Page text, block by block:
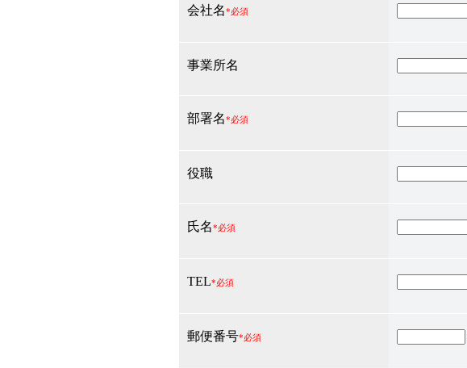
会社名*必須
事業所名
部署名*必須
役職
氏名*必須
TEL*必須
郵便番号*必須